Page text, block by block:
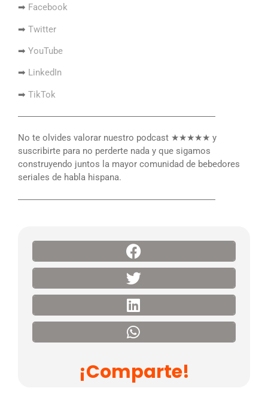
➡ Facebook
➡ Twitter
➡ YouTube
➡ LinkedIn
➡ TikTok
――――――――――――――――――――――
No te olvides valorar nuestro podcast ★★★★★ y
suscribirte para no perderte nada y que sigamos
construyendo juntos la mayor comunidad de bebedores
seriales de habla hispana.
――――――――――――――――――――――
¡Comparte!